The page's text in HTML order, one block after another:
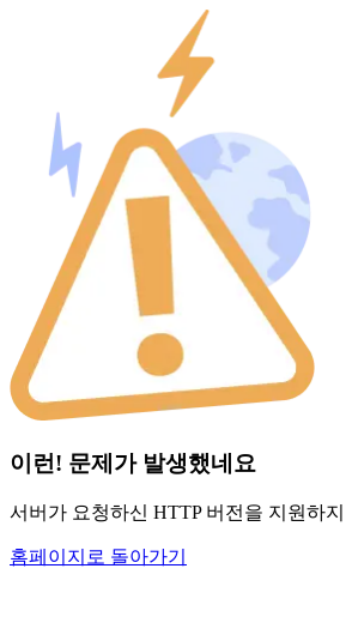
이런! 문제가 발생했네요
서버가 요청하신 HTTP 버전을 지원하
홈페이지로 돌아가기